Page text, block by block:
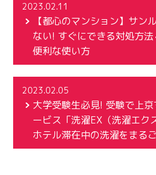
2023.02.11
【都心のマンション】サン
ない! すぐにできる対処方
便利な使い方
2023.02.05
大学受験生必見! 受験で上
ービス「洗濯EX（洗濯エク
ホテル滞在中の洗濯をまる